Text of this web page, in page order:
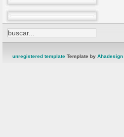
unregistered template Template by Ahadesign